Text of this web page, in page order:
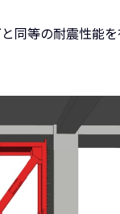
同等の耐震性能